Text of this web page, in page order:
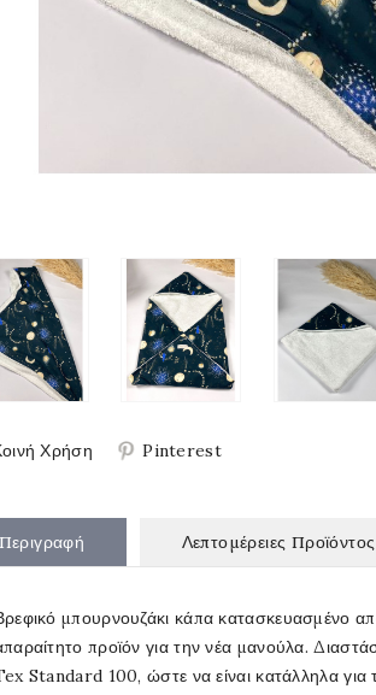
Χρήση Pinterest
Περιγραφή Λεπτομέρειες Προϊόντος
μπουρνουζάκι κάπα κατασκευασμένο
προϊόν για την νέα μανούλα.
Standard 100, ώστε να είναι κατάλληλα